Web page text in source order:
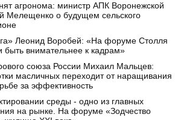
агронома: министр АПК Воронежской
Мелещенко о будущем сельского
Леонид Воробей: «На форуме Столля
быть внимательнее к кадрам»
союза России Михаил Мальцев:
масличных переходит от наращивания
за эффективность
среды - одно из главных
на рынке. На форуме «Зодчество